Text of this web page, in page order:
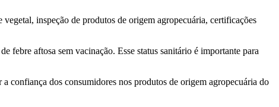
inspeção de produtos de origem agropecuária, certificações
febre aftosa sem vacinação. Esse status sanitário é importante para
confiança dos consumidores nos produtos de origem agropecuária do